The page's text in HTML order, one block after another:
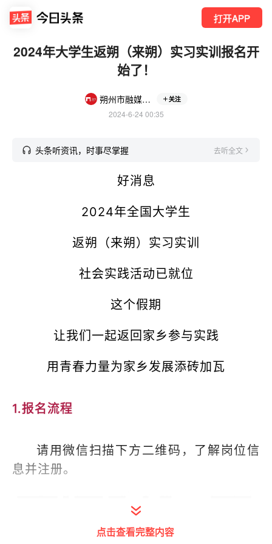
打开APP
2024年大学生返朔（来朔）实习实训报名开
始了！
朔州市融媒体中心 关注
2024-6-24 00:35
头条听资讯，时事尽掌握 去听全文
好消息
2024年全国大学生
返朔（来朔）实习实训
社会实践活动已就位
这个假期
让我们一起返回家乡参与实践
用青春力量为家乡发展添砖加瓦
1.报名流程
请用微信扫描下方二维码，了解岗位信
息并注册。
点击查看完整内容